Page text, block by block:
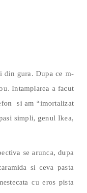
din gura. Dupa ce m-
Intamplarea a facut
si am “imortalizat
simpli, genul Ikea,
se arunca, dupa
si ceva pasta
cu eros pista